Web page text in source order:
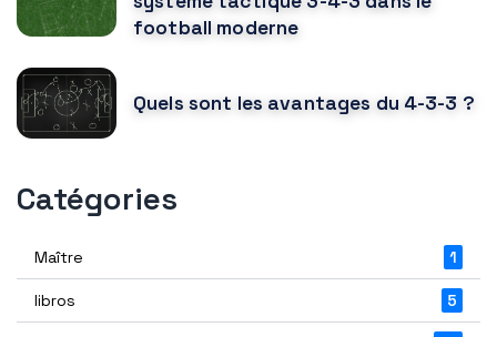
football moderne
Quels sont les avantages du 4-3-3 ?
Catégories
Maître 1
libros 5